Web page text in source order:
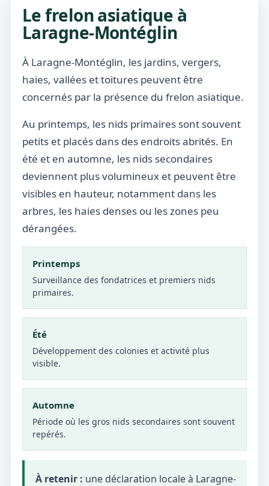
Le frelon asiatique à
Laragne-Montéglin
À Laragne-Montéglin, les jardins, vergers,
haies, vallées et toitures peuvent être
concernés par la présence du frelon asiatique.
Au printemps, les nids primaires sont souvent
petits et placés dans des endroits abrités. En
été et en automne, les nids secondaires
deviennent plus volumineux et peuvent être
visibles en hauteur, notamment dans les
arbres, les haies denses ou les zones peu
dérangées.
Printemps
Surveillance des fondatrices et premiers nids
primaires.
Été
Développement des colonies et activité plus
visible.
Automne
Période où les gros nids secondaires sont souvent
repérés.
À retenir : une déclaration locale à Laragne-